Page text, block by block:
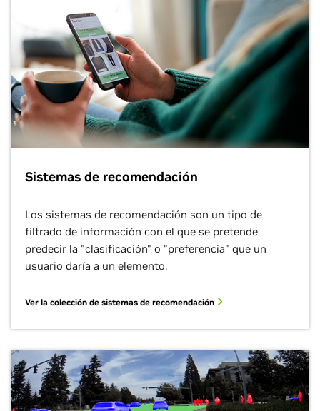
Sistemas de recomendación
Los sistemas de recomendación son un tipo de
filtrado de información con el que se pretende
predecir la "clasificación" o "preferencia" que un
usuario daría a un elemento.
Ver la colección de sistemas de recomendación